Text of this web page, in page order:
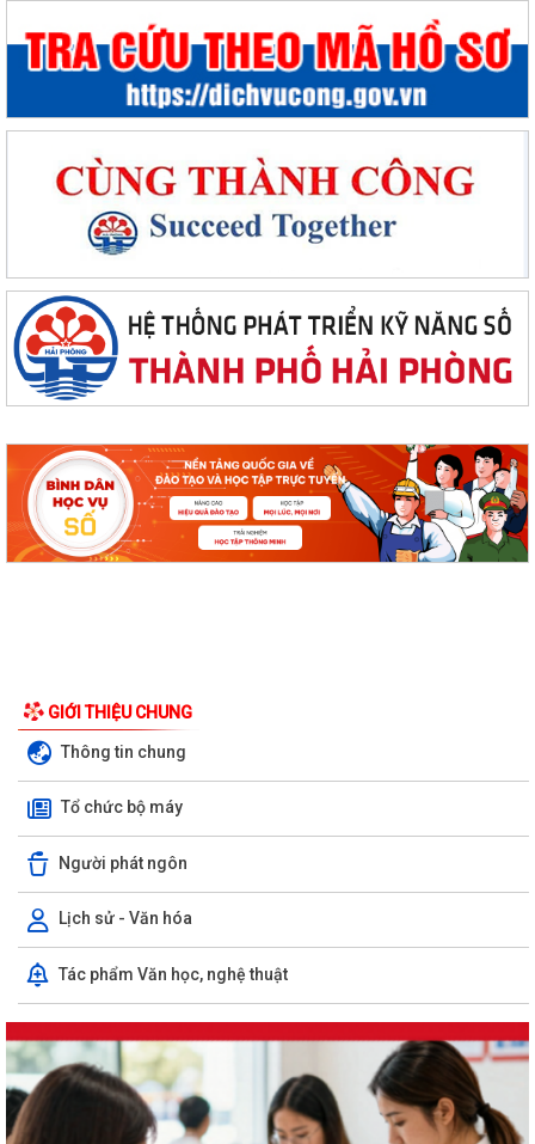
GIỚI THIỆU CHUNG
Thông tin chung
Tổ chức bộ máy
Người phát ngôn
Lịch sử - Văn hóa
Tác phẩm Văn học, nghệ thuật